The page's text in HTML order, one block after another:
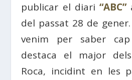
publicar el diari “ABC”
del passat 28 de gener.
venim per saber
destaca el major
Roca, incidint en les